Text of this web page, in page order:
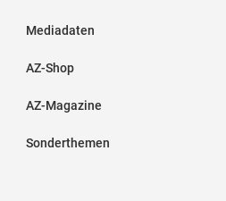
Mediadaten
AZ-Shop
AZ-Magazine
Sonderthemen